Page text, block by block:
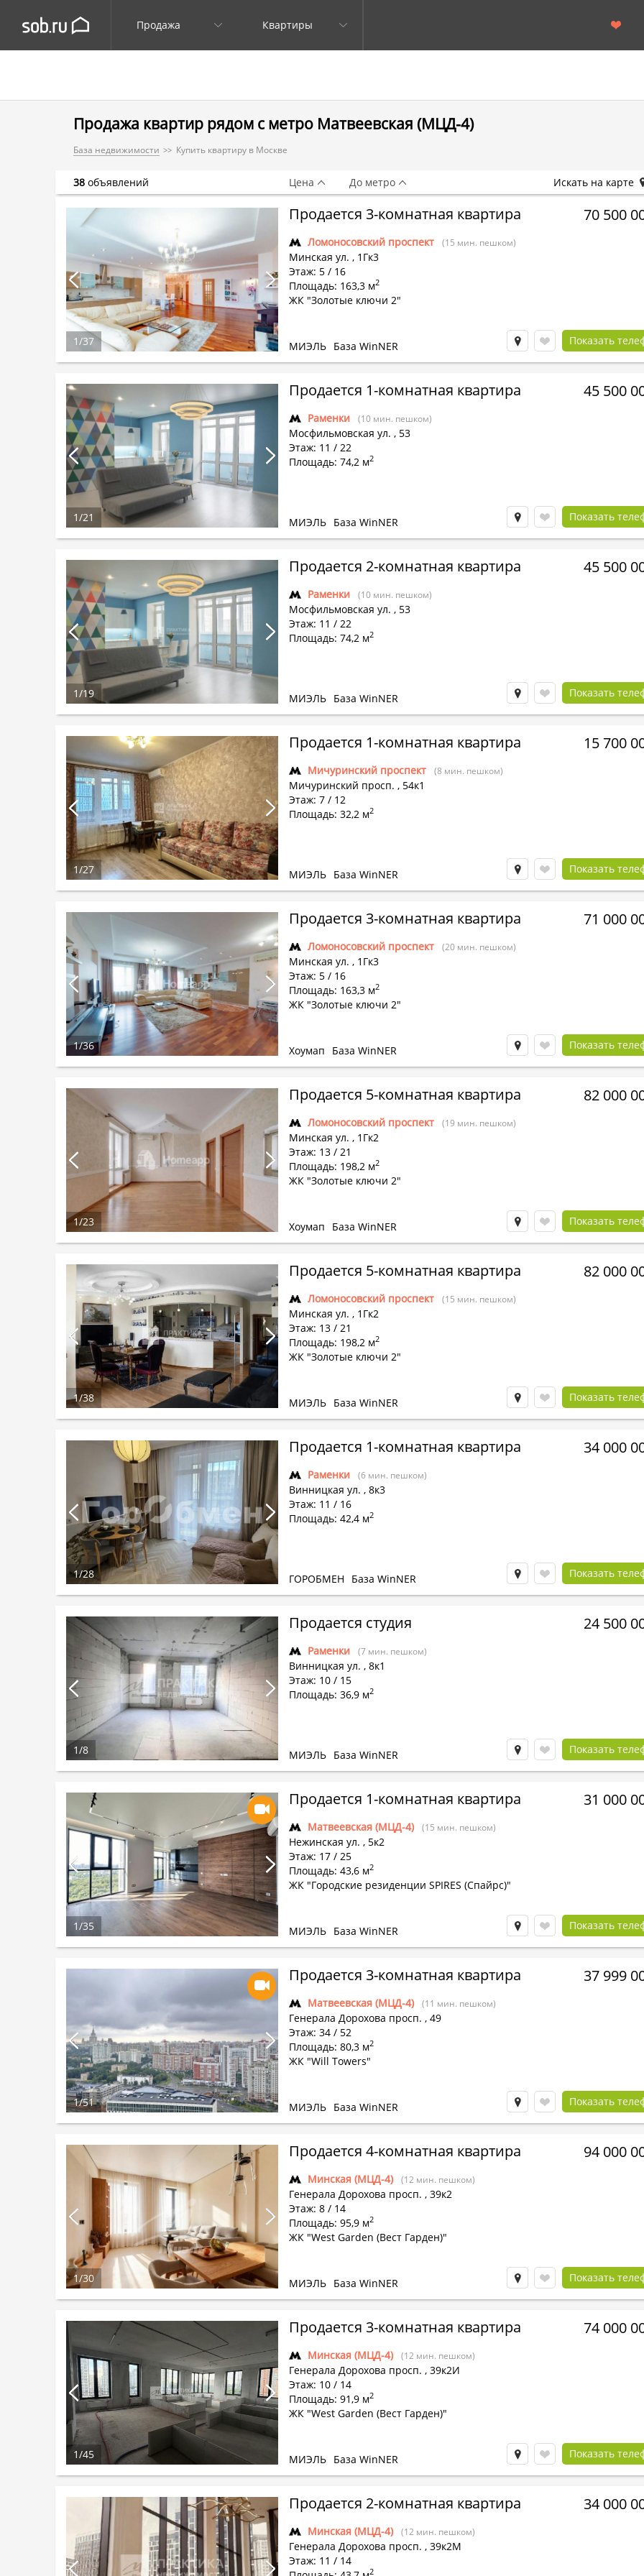
Продажа Квартиры
Продажа квартир рядом с метро Матвеевская (МЦД-4)
База недвижимости Купить квартиру в Москве
Продается 3-комнатная квартира
Ломоносовский проспект (15 мин. пешком)
Минская ул. , 1Гк3
Этаж: 5 / 16
Площадь: 163,3 м2
ЖК "Золотые ключи 2"
70 500
МИЭЛЬ База WinNER Показать
1/37
Продается 1-комнатная квартира
Раменки (10 мин. пешком)
Мосфильмовская ул. , 53
Этаж: 11 / 22
Площадь: 74,2 м2
45 500
МИЭЛЬ База WinNER Показать
1/21
Продается 2-комнатная квартира
Раменки (10 мин. пешком)
Мосфильмовская ул. , 53
Этаж: 11 / 22
Площадь: 74,2 м2
45 500
МИЭЛЬ База WinNER Показать
1/19
Продается 1-комнатная квартира
Мичуринский проспект (8 мин. пешком)
Мичуринский просп. , 54к1
Этаж: 7 / 12
Площадь: 32,2 м2
15 700
МИЭЛЬ База WinNER Показать
1/27
Продается 3-комнатная квартира
Ломоносовский проспект (20 мин. пешком)
Минская ул. , 1Гк3
Этаж: 5 / 16
Площадь: 163,3 м2
ЖК "Золотые ключи 2"
71 000
Хоумап База WinNER Показать
1/36
Продается 5-комнатная квартира
Ломоносовский проспект (19 мин. пешком)
Минская ул. , 1Гк2
Этаж: 13 / 21
Площадь: 198,2 м2
ЖК "Золотые ключи 2"
82 000
Хоумап База WinNER Показать
1/23
Продается 5-комнатная квартира
Ломоносовский проспект (15 мин. пешком)
Минская ул. , 1Гк2
Этаж: 13 / 21
Площадь: 198,2 м2
ЖК "Золотые ключи 2"
82 000
МИЭЛЬ База WinNER Показать
1/38
Продается 1-комнатная квартира
Раменки (6 мин. пешком)
Винницкая ул. , 8к3
Этаж: 11 / 16
Площадь: 42,4 м2
34 000
ГОРОБМЕН База WinNER Показать
1/28
Продается студия
Раменки (7 мин. пешком)
Винницкая ул. , 8к1
Этаж: 10 / 15
Площадь: 36,9 м2
24 500
МИЭЛЬ База WinNER Показать
1/8
Продается 1-комнатная квартира
Матвеевская (МЦД-4) (15 мин. пешком)
Нежинская ул. , 5к2
Этаж: 17 / 25
Площадь: 43,6 м2
ЖК "Городские резиденции SPIRES (Спайрс)"
31 000
МИЭЛЬ База WinNER Показать
1/35
Продается 3-комнатная квартира
Матвеевская (МЦД-4) (11 мин. пешком)
Генерала Дорохова просп. , 49
Этаж: 34 / 52
Площадь: 80,3 м2
ЖК "Will Towers"
37 999
МИЭЛЬ База WinNER Показать
1/51
Продается 4-комнатная квартира
Минская (МЦД-4) (12 мин. пешком)
Генерала Дорохова просп. , 39к2
Этаж: 8 / 14
Площадь: 95,9 м2
ЖК "West Garden (Вест Гарден)"
94 000
МИЭЛЬ База WinNER Показать
1/30
Продается 3-комнатная квартира
Минская (МЦД-4) (12 мин. пешком)
Генерала Дорохова просп. , 39к2И
Этаж: 10 / 14
Площадь: 91,9 м2
ЖК "West Garden (Вест Гарден)"
74 000
МИЭЛЬ База WinNER Показать
1/45
Продается 2-комнатная квартира
Минская (МЦД-4) (12 мин. пешком)
Генерала Дорохова просп. , 39к2М
Этаж: 11 / 14
2
34 000
38 объявлений Цена До метро Искать на карте